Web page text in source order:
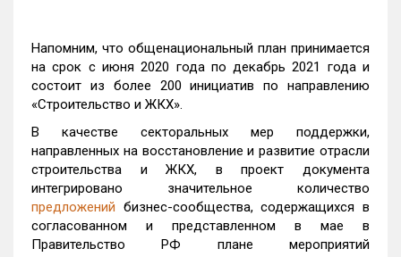
Напомним, что общенациональный план принимается
на срок с июня 2020 года по декабрь 2021 года и
состоит из более 200 инициатив по направлению
«Строительство и ЖКХ».
В качестве секторальных мер поддержки,
направленных на восстановление и развитие отрасли
строительства и ЖКХ, в проект документа
интегрировано значительное количество
предложений бизнес-сообщества, содержащихся в
согласованном и представленном в мае в
Правительство РФ плане мероприятий